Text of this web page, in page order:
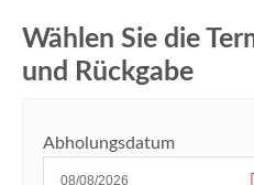
Wählen Sie die
und Rückgabe
Abholungsdatum